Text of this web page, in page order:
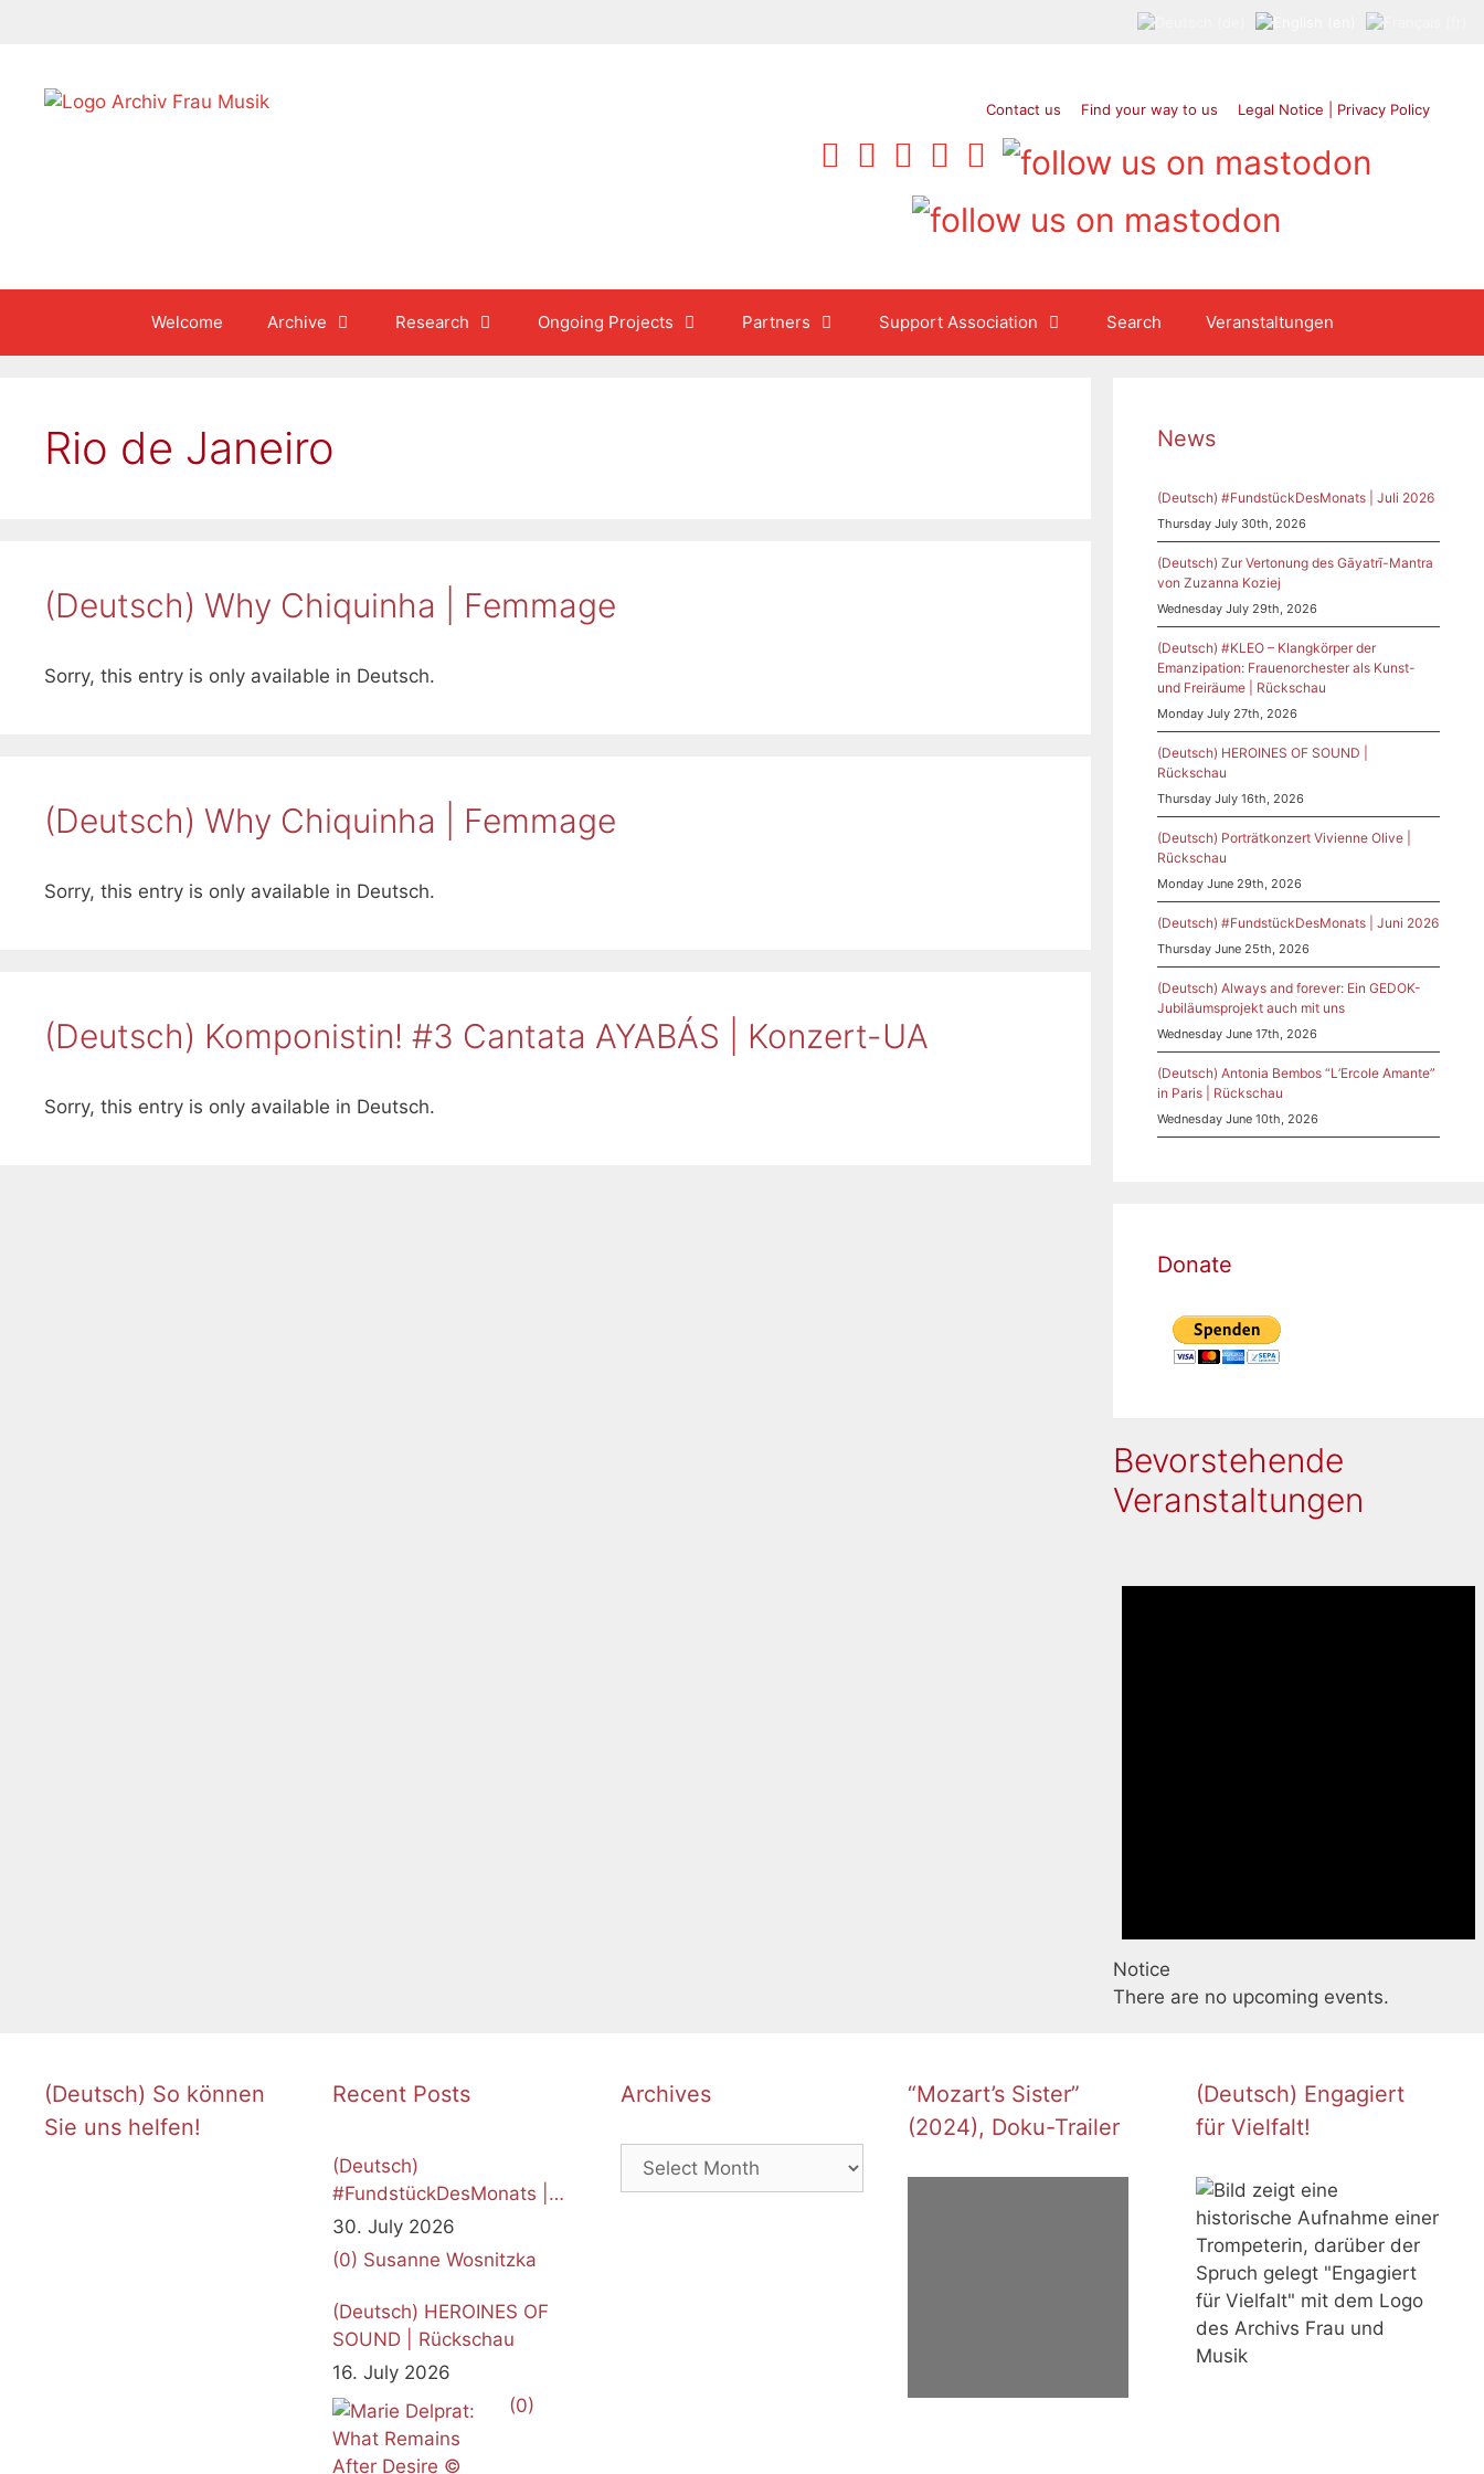
Contact us Find your way to us Legal Notice | Privacy Policy
Welcome Archive Research Ongoing Projects Partners Support Association Search Veranstaltungen
Rio de Janeiro
(Deutsch) Why Chiquinha | Femmage
Sorry, this entry is only available in Deutsch.
(Deutsch) Why Chiquinha | Femmage
Sorry, this entry is only available in Deutsch.
(Deutsch) Komponistin! #3 Cantata AYABÁS | Konzert-UA
Sorry, this entry is only available in Deutsch.
News
(Deutsch) #FundstückDesMonats | Juli 2026
Thursday July 30th, 2026
(Deutsch) Zur Vertonung des Gāyatrī-Mantra
von Zuzanna Koziej
Wednesday July 29th, 2026
(Deutsch) #KLEO – Klangkörper der
Emanzipation: Frauenorchester als Kunst-
und Freiräume | Rückschau
Monday July 27th, 2026
(Deutsch) HEROINES OF SOUND |
Rückschau
Thursday July 16th, 2026
(Deutsch) Porträtkonzert Vivienne Olive |
Rückschau
Monday June 29th, 2026
(Deutsch) #FundstückDesMonats | Juni 2026
Thursday June 25th, 2026
(Deutsch) Always and forever: Ein GEDOK-
Jubiläumsprojekt auch mit uns
Wednesday June 17th, 2026
(Deutsch) Antonia Bembos “L’Ercole Amante”
in Paris | Rückschau
Wednesday June 10th, 2026
Donate
Bevorstehende
Veranstaltungen
Notice
There are no upcoming events.
(Deutsch) So können
Sie uns helfen!
Recent Posts
(Deutsch)
#FundstückDesMonats |
Juli 2026
30. July 2026
(0) Susanne Wosnitzka
(Deutsch) HEROINES OF
SOUND | Rückschau
16. July 2026
(0)
Archives
Archives
“Mozart’s Sister”
(2024), Doku-Trailer
(Deutsch) Engagiert
für Vielfalt!